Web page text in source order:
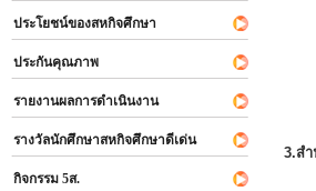
ประโยชน์ของสหกิจศึกษา
ประกันคุณภาพ
รายงานผลการดำเนินงาน
รางวัลนักศึกษาสหกิจศึกษาดีเด่น
กิจกรรม 5ส.
3.ส